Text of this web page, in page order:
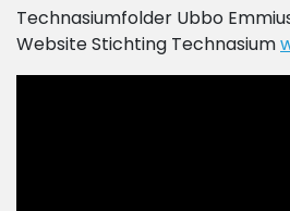
Technasiumfolder Ubbo
Website Stichting Technasium